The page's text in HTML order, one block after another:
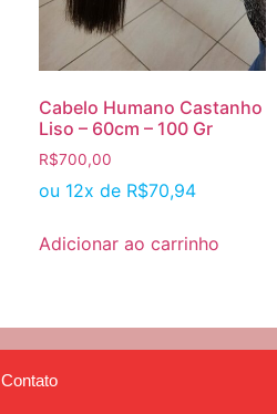
Cabelo Humano Castanho
Liso – 60cm – 100 Gr
R$700,00
ou 12x de R$70,94
Adicionar ao carrinho
Contato